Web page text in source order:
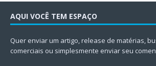
AQUI VOCÊ TEM ESPAÇO
Quer enviar um artigo, release de matérias,
comerciais ou simplesmente enviar seu